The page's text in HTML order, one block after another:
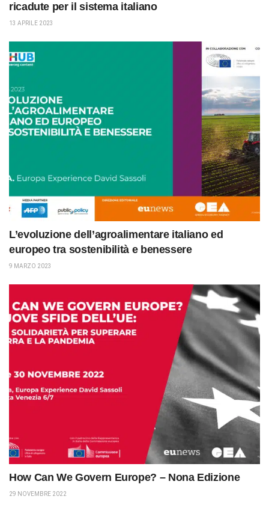
ricadute per il sistema italiano
13 APRILE 2023
L’evoluzione dell’agroalimentare italiano ed
europeo tra sostenibilità e benessere
9 MARZO 2023
How Can We Govern Europe? – Nona Edizione
29 NOVEMBRE 2022